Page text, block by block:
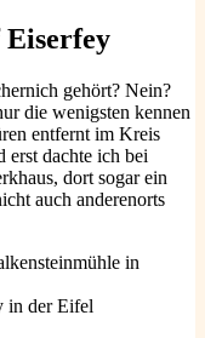
gehört? Nein?
die wenigsten kennen
entfernt im Kreis
erst dachte ich bei
dort sogar ein
auch anderenorts